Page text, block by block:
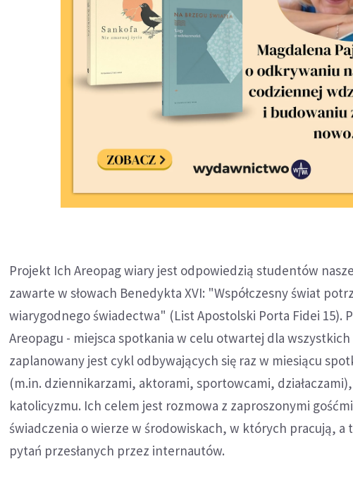
Projekt Ich Areopag wiary jest odpowiedzią studentów
zawarte w słowach Benedykta XVI: "Współczesny świat
wiarygodnego świadectwa" (List Apostolski Porta Fidei 15).
Areopagu - miejsca spotkania w celu otwartej dla wszystkich
zaplanowany jest cykl odbywających się raz w miesiącu
(m.in. dziennikarzami, aktorami, sportowcami,
katolicyzmu. Ich celem jest rozmowa z zaproszonymi
świadczenia o wierze w środowiskach, w których pracują, a
pytań przesłanych przez internautów.